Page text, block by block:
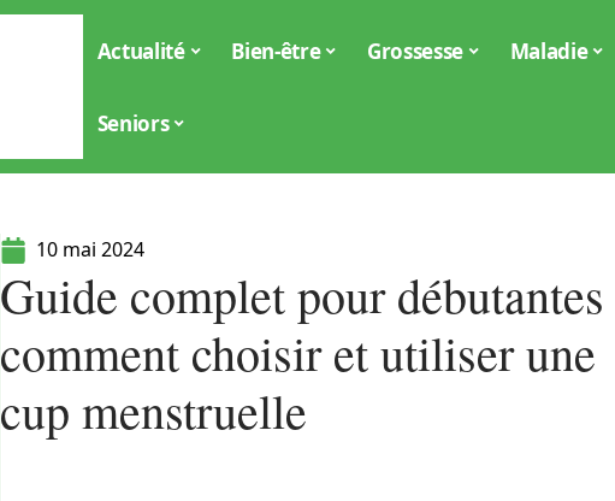
Actualité Bien-être Grossesse Maladie
Seniors
10 mai 2024
Guide complet pour débutantes
comment choisir et utiliser une
cup menstruelle